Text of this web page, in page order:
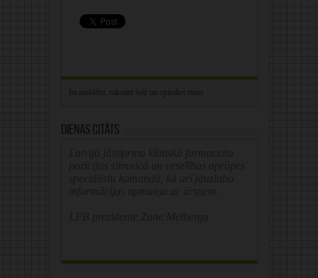
Dienas citāts